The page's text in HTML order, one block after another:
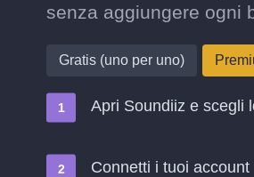
senza aggiungere ogni
Gratis (uno per uno)
Apri Soundiiz e scegli
Connetti i tuoi